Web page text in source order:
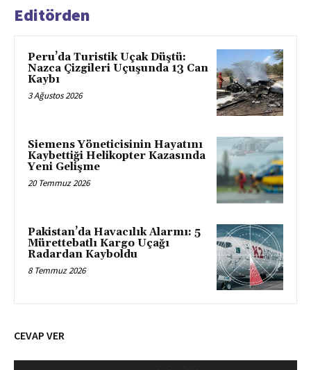
Editörden
Peru’da Turistik Uçak Düştü:
Nazca Çizgileri Uçuşunda 13 Can
Kaybı
3 Ağustos 2026
Siemens Yöneticisinin Hayatını
Kaybettiği Helikopter Kazasında
Yeni Gelişme
20 Temmuz 2026
Pakistan’da Havacılık Alarmı: 5
Mürettebatlı Kargo Uçağı
Radardan Kayboldu
8 Temmuz 2026
CEVAP VER